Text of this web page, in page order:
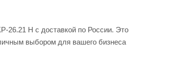
26.21 H с доставкой по России. Это
выбором для вашего бизнеса